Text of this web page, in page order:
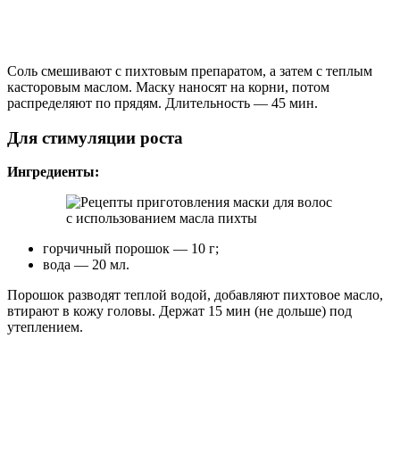
Соль смешивают с пихтовым препаратом, а затем с теплым
касторовым маслом. Маску наносят на корни, потом
распределяют по прядям. Длительность — 45 мин.
Для стимуляции роста
Ингредиенты:
горчичный порошок — 10 г;
вода — 20 мл.
Порошок разводят теплой водой, добавляют пихтовое масло,
втирают в кожу головы. Держат 15 мин (не дольше) под
утеплением.